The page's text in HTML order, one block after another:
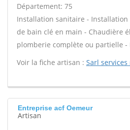
Département: 75
Installation sanitaire - Installation
de bain clé en main - Chaudière
plomberie complète ou partielle -
Voir la fiche artisan : Sarl
Entreprise acf Oemeur
Artisan